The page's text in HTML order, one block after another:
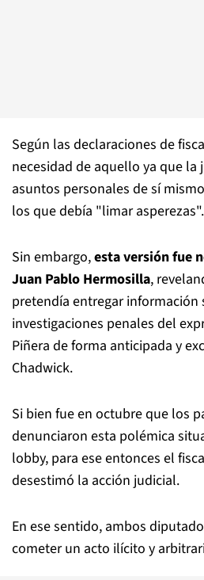
Según las declaraciones de
necesidad de aquello ya que la
asuntos personales de sí
los que debía "limar asperezas".
Sin embargo,esta versión fue
Juan Pablo Hermosilla,
pretendía entregar información
investigaciones penales del
Piñera de forma anticipada y
Chadwick.
Si bien fue en octubre que los
denunciaron esta polémica
lobby, para ese entonces el
desestimó la acción judicial.
En ese sentido, ambos
cometer un acto ilícito y